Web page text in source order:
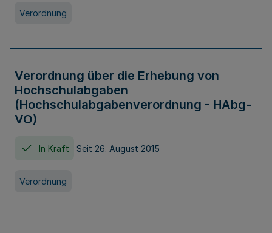
Verordnung
Verordnung über die Erhebung von
Hochschulabgaben
(Hochschulabgabenverordnung - HAbg-
VO)
In Kraft Seit 26. August 2015
Verordnung